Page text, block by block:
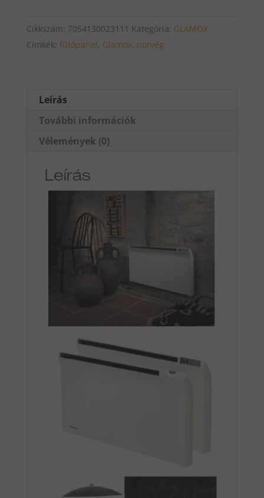
800w
fűtőpanel
35cm
mennyiség
Cikkszám: 7054130023111 Kategória: GLAMOX
Címkék: fűtőpanel, Glamox, norvég
Leírás
További információk
Vélemények (0)
Leírás